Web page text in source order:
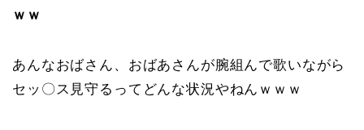
ｗｗ
あんなおばさん、おばあさんが腕組んで歌いながら
セッ〇ス見守るってどんな状況やねんｗｗｗ